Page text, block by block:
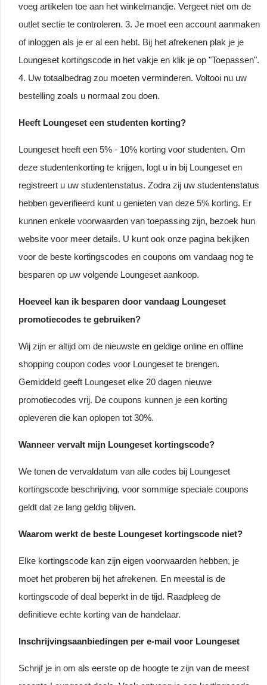
voeg artikelen toe aan het winkelmandje. Vergeet niet om de
outlet sectie te controleren. 3. Je moet een account aanmaken
of inloggen als je er al een hebt. Bij het afrekenen plak je je
Loungeset kortingscode in het vakje en klik je op "Toepassen".
4. Uw totaalbedrag zou moeten verminderen. Voltooi nu uw
bestelling zoals u normaal zou doen.
Heeft Loungeset een studenten korting?
Loungeset heeft een 5% - 10% korting voor studenten. Om
deze studentenkorting te krijgen, logt u in bij Loungeset en
registreert u uw studentenstatus. Zodra zij uw studentenstatus
hebben geverifieerd kunt u genieten van deze 5% korting. Er
kunnen enkele voorwaarden van toepassing zijn, bezoek hun
website voor meer details. U kunt ook onze pagina bekijken
voor de beste kortingscodes en coupons om vandaag nog te
besparen op uw volgende Loungeset aankoop.
Hoeveel kan ik besparen door vandaag Loungeset
promotiecodes te gebruiken?
Wij zijn er altijd om de nieuwste en geldige online en offline
shopping coupon codes voor Loungeset te brengen.
Gemiddeld geeft Loungeset elke 20 dagen nieuwe
promotiecodes vrij. De coupons kunnen je een korting
opleveren die kan oplopen tot 30%.
Wanneer vervalt mijn Loungeset kortingscode?
We tonen de vervaldatum van alle codes bij Loungeset
kortingscode beschrijving, voor sommige speciale coupons
geldt dat ze lang geldig blijven.
Waarom werkt de beste Loungeset kortingscode niet?
Elke kortingscode kan zijn eigen voorwaarden hebben, je
moet het proberen bij het afrekenen. En meestal is de
kortingscode of deal beperkt in de tijd. Raadpleeg de
definitieve echte korting van de handelaar.
Inschrijvingsaanbiedingen per e-mail voor Loungeset
Schrijf je in om als eerste op de hoogte te zijn van de meest